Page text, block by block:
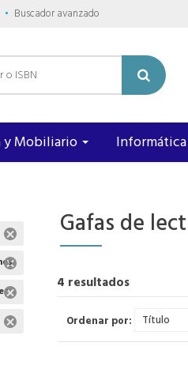
Buscador avanzado
y Mobiliario
Gafas de
4 resultados
Ordenar por: